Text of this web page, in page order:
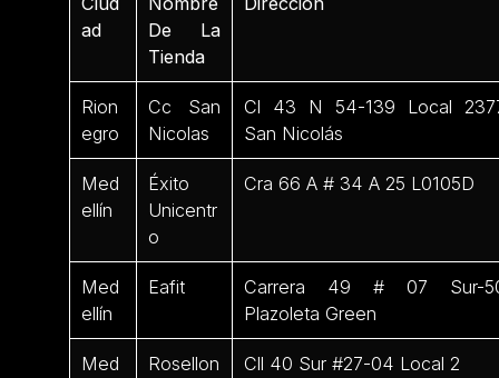
ad
De La
Tienda
Rion
egro
Cc San
Nicolas
Cl 43 N 54-139 Local
San Nicolás
Med
ellín
Éxito
Unicentr
o
Cra 66 A # 34 A 25 L0105D
Med
ellín
Eafit
Carrera 49 # 07 Sur-
Plazoleta Green
Med
Rosellon Cll 40 Sur #27-04 Local 2